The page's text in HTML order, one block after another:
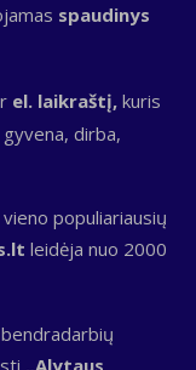
spaudinys
el. laikraštį, kuris
dirba,
populiariausių
leidėja nuo 2000
„Alytaus